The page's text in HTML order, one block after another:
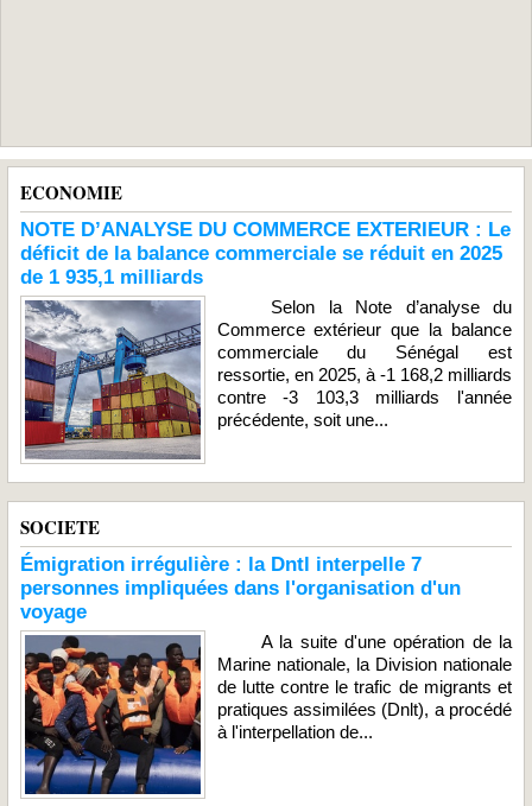
ECONOMIE
NOTE D’ANALYSE DU COMMERCE EXTERIEUR : Le
déficit de la balance commerciale se réduit en 2025
de 1 935,1 milliards
Selon la Note d’analyse du
Commerce extérieur que la balance
commerciale du Sénégal est
ressortie, en 2025, à -1 168,2 milliards
contre -3 103,3 milliards l'année
précédente, soit une...
SOCIETE
Émigration irrégulière : la Dntl interpelle 7
personnes impliquées dans l'organisation d'un
voyage
A la suite d'une opération de la
Marine nationale, la Division nationale
de lutte contre le trafic de migrants et
pratiques assimilées (Dnlt), a procédé
à l'interpellation de...